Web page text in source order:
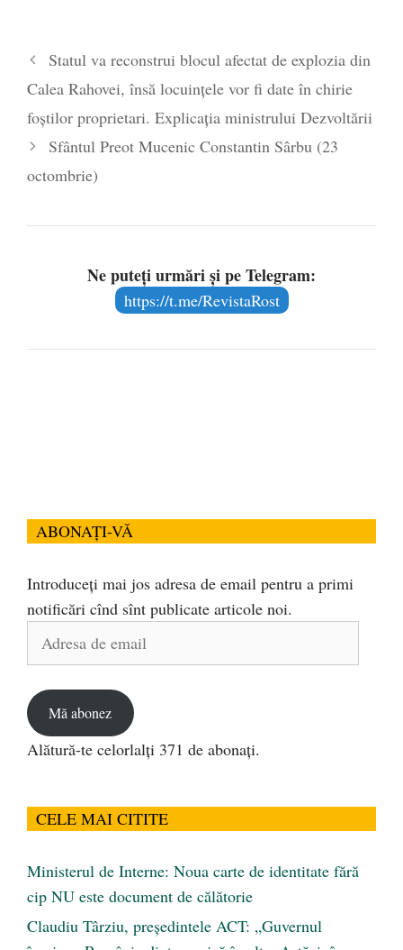
poetului Octavian Goga, înlăturat din Iași
- 16 aprilie 2026
Statul va reconstrui blocul afectat de explozia din
Calea Rahovei, însă locuințele vor fi date în chirie
foștilor proprietari. Explicația ministrului Dezvoltării
Sfântul Preot Mucenic Constantin Sârbu (23
octombrie)
Ne puteți urmări și pe Telegram:
https://t.me/RevistaRost
ABONAȚI-VĂ
Introduceți mai jos adresa de email pentru a primi
notificări cînd sînt publicate articole noi.
Adresa
Mă abonez
Alătură-te celorlalți 371 de abonați.
CELE MAI CITITE
Ministerul de Interne: Noua carte de identitate fără
cip NU este document de călătorie
Claudiu Târziu, președintele ACT: „Guvernul